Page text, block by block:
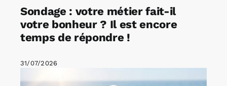
Sondage : votre métier fait-il
votre bonheur ? Il est encore
temps de répondre !
31/07/2026